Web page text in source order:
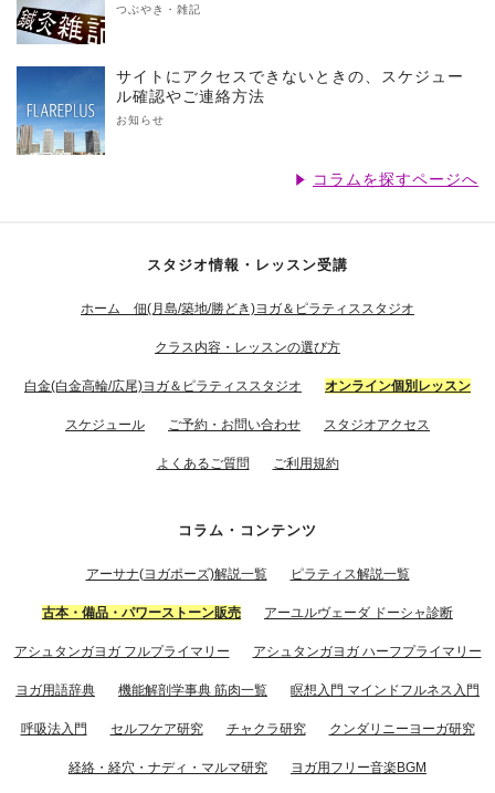
つぶやき・雑記
サイトにアクセスできないときの、スケジュー
ル確認やご連絡方法
お知らせ
コラムを探すページへ
スタジオ情報・レッスン受講
ホーム 佃(月島/築地/勝どき)ヨガ＆ピラティススタジオ
クラス内容・レッスンの選び方
白金(白金高輪/広尾)ヨガ＆ピラティススタジオ オンライン個別レッスン
スケジュール ご予約・お問い合わせ スタジオアクセス
よくあるご質問 ご利用規約
コラム・コンテンツ
アーサナ(ヨガポーズ)解説一覧 ピラティス解説一覧
古本・備品・パワーストーン販売 アーユルヴェーダ ドーシャ診断
アシュタンガヨガ フルプライマリー アシュタンガヨガ ハーフプライマリー
ヨガ用語辞典 機能解剖学事典 筋肉一覧 瞑想入門 マインドフルネス入門
呼吸法入門 セルフケア研究 チャクラ研究 クンダリニーヨーガ研究
経絡・経穴・ナディ・マルマ研究 ヨガ用フリー音楽BGM